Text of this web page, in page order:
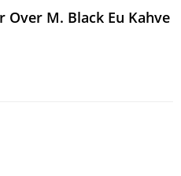
Over M. Black Eu Kahve